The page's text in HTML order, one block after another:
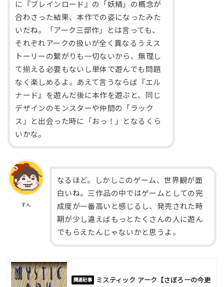
に『ブレインロード』の「妖精」の概念が
合わさった結果、本作での姿になったみた
いだね。「アーク三部作」とは言っても、
それぞれアークの扱いが全く異なるうえス
トーリーの繋がりも一切ないから、無理し
て揃える必要もないし単体で遊んでも問題
なく楽しめるよ。あえて言うならば『エル
ナード』を遊んだ後に本作を遊ぶと、同じ
デザインのモンスターや仲間の「ラック
ス」と出会った時に「おっ！」となるくら
いかな。
すん
なるほど。しかしこのゲーム、世界観が面
白いね。三作品の中ではゲームとしての完
成度が一番高いと感じるし、発売された時
期が少し違えばもっとたくさんの人に遊ん
でもらえたんじゃないかと思うよ。
ミスティック アーク【さぼろーの今更